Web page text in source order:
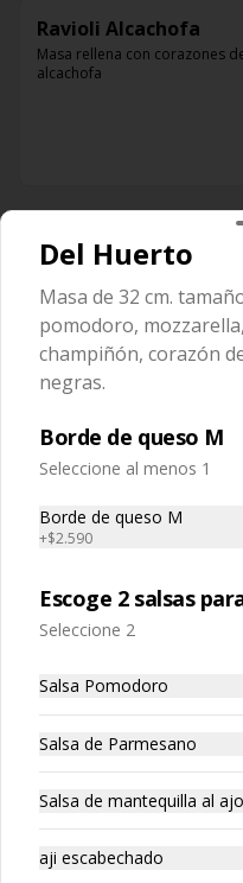
Ravioli Alcachofa
Masa rellena con corazones
alcachofa
Ravioli Cabra
Pasta rellena con queso de
aceitunas
Ravioli Napolitano
Masa rellena con tomate y
Pasta rellena de pollo
Del Huerto
Masa de 32 cm.
pomodoro,
champiñón, corazón
negras.
Borde de queso M
Seleccione al menos 1
Borde de queso M
+$2.590
Escoge 2 salsas
Seleccione 2
Salsa Pomodoro
Salsa de Parmesano
Salsa de mantequilla al ajo
aji escabechado